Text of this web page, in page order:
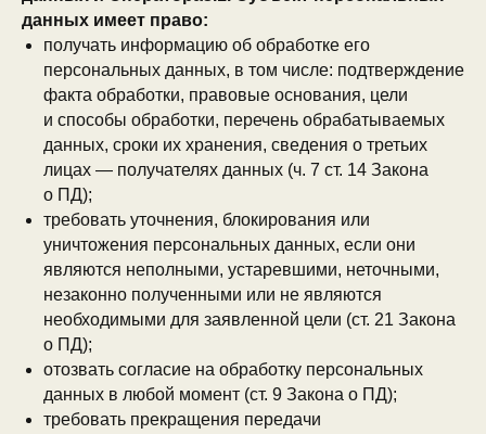
данных имеет право:
получать информацию об обработке его
персональных данных, в том числе: подтверждение
факта обработки, правовые основания, цели
и способы обработки, перечень обрабатываемых
данных, сроки их хранения, сведения о третьих
лицах — получателях данных (ч. 7 ст. 14 Закона
о ПД);
требовать уточнения, блокирования или
уничтожения персональных данных, если они
являются неполными, устаревшими, неточными,
незаконно полученными или не являются
необходимыми для заявленной цели (ст. 21 Закона
о ПД);
отозвать согласие на обработку персональных
данных в любой момент (ст. 9 Закона о ПД);
требовать прекращения передачи